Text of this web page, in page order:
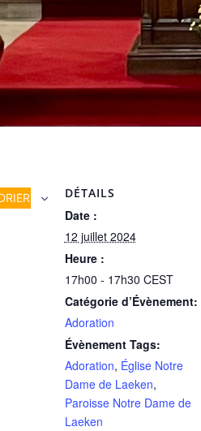
DÉTAILS
Date :
12 juillet 2024
Heure :
17h00 - 17h30 CEST
Catégorie d’Évènement:
Adoration
Évènement Tags:
Adoration, Église Notre
Dame de Laeken,
Paroisse Notre Dame de
Laeken